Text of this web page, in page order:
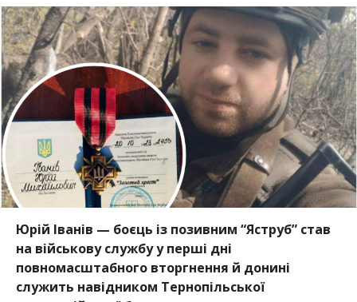
Юрій Іванів — боєць із позивним “Яструб” став
на військову службу у перші дні
повномасштабного вторгнення й донині
служить навідником Тернопільської